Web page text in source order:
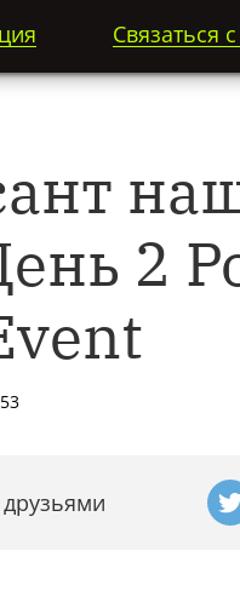
Связаться
2